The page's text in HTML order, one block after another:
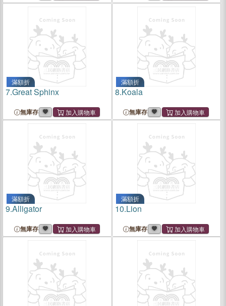
滿額折
7.Great Sphinx
無庫存
滿額折
8.Koala
無庫存
滿額折
9.Alligator
無庫存
滿額折
10.Lion
無庫存